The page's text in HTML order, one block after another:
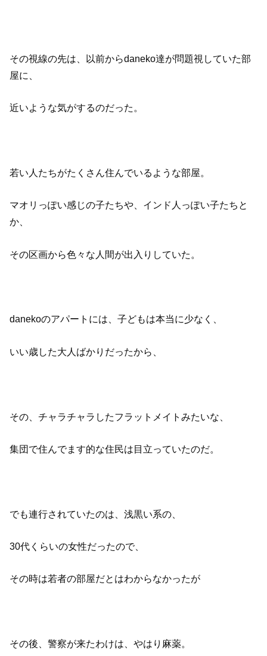
その視線の先は、以前からdaneko達が問題視していた部
屋に、
近いような気がするのだった。
若い人たちがたくさん住んでいるような部屋。
マオリっぽい感じの子たちや、インド人っぽい子たちと
か、
その区画から色々な人間が出入りしていた。
danekoのアパートには、子どもは本当に少なく、
いい歳した大人ばかりだったから、
その、チャラチャラしたフラットメイトみたいな、
集団で住んでます的な住民は目立っていたのだ。
でも連行されていたのは、浅黒い系の、
30代くらいの女性だったので、
その時は若者の部屋だとはわからなかったが
その後、警察が来たわけは、やはり麻薬。